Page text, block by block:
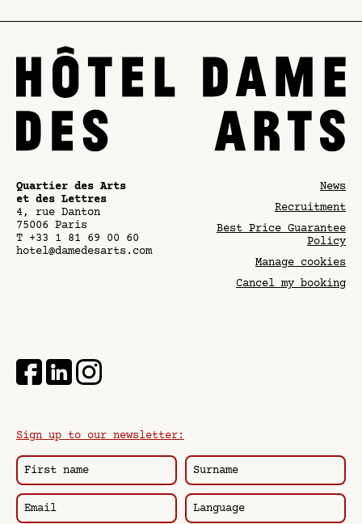
Quartier des Arts
et des Lettres
4, rue Danton
75006 Paris
T +33 1 81 69 00 60
hotel@damedesarts.com
News
Recruitment
Best Price Guarantee
Policy
Manage cookies
Cancel my booking
Sign up to our newsletter: